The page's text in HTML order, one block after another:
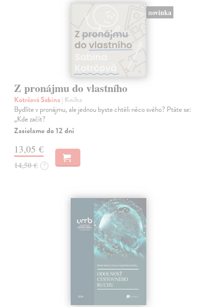
novinka
Z pronájmu do vlastního
Kotrčová Sabina| Kniha
Bydlíte v pronájmu, ale jednou byste chtěli něco svého? Ptáte se:
„Kde začít?
Zasielame do 12 dní
13,05 €
14,50 € ?